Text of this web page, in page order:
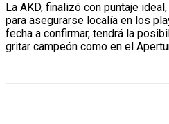
La AKD, finalizó con puntaje
para asegurarse localía en los
fecha a confirmar, tendrá la
gritar campeón como en el